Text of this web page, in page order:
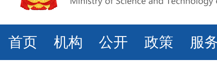
首页 机构 公开 政策 服